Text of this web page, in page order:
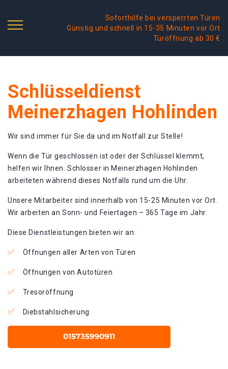
Soforthilfe bei versperrten Türen
Günstig und schnell in 15-35 Minuten vor Ort
Türöffnung ab 30 €
Schlüsseldienst
Meinerzhagen Hohlinden
Wir sind immer für Sie da und im Notfall zur Stelle!
Wenn die Tür geschlossen ist oder der Schlüssel klemmt,
helfen wir Ihnen. Schlosser in Meinerzhagen Hohlinden
arbeiteten während dieses Notfalls rund um die Uhr.
Unsere Mitarbeiter sind innerhalb von 15-25 Minuten vor Ort.
Wir arbeiten an Sonn- und Feiertagen – 365 Tage im Jahr.
Diese Dienstleistungen bieten wir an:
Öffnungen aller Arten von Türen
Öffnungen von Autotüren
Tresoröffnung
Diebstahlsicherung